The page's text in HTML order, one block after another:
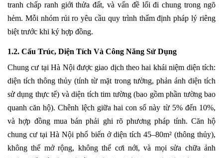
tranh chấp ranh giới thửa đất, và vấn đề lối đi chung trong ngõ
hẻm. Mỗi nhóm rủi ro yêu cầu quy trình thẩm định pháp lý riêng
biệt trước khi ký hợp đồng.
1.2. Cấu Trúc, Diện Tích Và Công Năng Sử Dụng
Chung cư tại Hà Nội được giao dịch theo hai khái niệm diện tích:
diện tích thông thủy (tính từ mặt trong tường, phản ánh diện tích
sử dụng thực tế) và diện tích tim tường (bao gồm phần tường bao
quanh căn hộ). Chênh lệch giữa hai con số này từ 5% đến 10%,
và hợp đồng mua bán phải ghi rõ phương pháp tính. Căn hộ
chung cư tại Hà Nội phổ biến ở diện tích 45–80m² (thông thủy),
không thể mở rộng, không thể cơi nới, và mọi sửa chữa ảnh